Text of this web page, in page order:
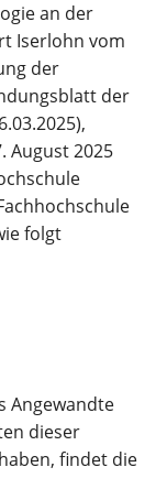
an der
Iserlohn vom
der
der
August 2025
folgt
Angewandte
dieser
findet die